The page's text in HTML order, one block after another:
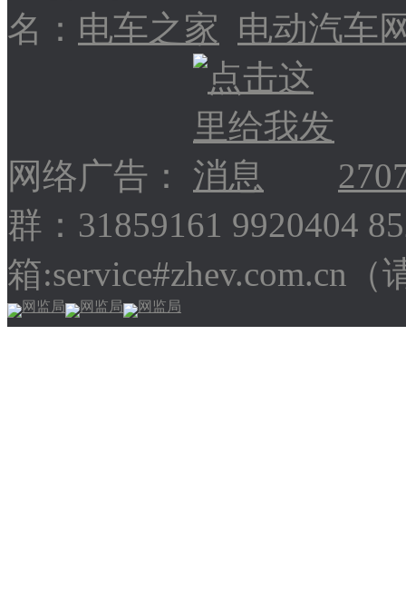
名： 电车之家 电动汽车
网络广告：
群：31859161 9920404
箱:service#zhev.com.cn